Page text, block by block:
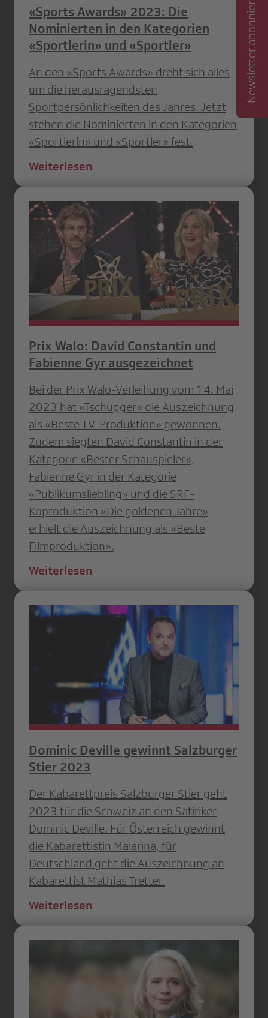
«Sports Awards» 2023: Die
Nominierten in den Kategorien
«Sportlerin» und «Sportler»
An den «Sports Awards» dreht sich alles
um die herausragendsten
Sportpersönlichkeiten des Jahres. Jetzt
stehen die Nominierten in den Kategorien
«Sportlerin» und «Sportler» fest.
Weiterlesen
Prix Walo: David Constantin und
Fabienne Gyr ausgezeichnet
Bei der Prix Walo-Verleihung vom 14. Mai
2023 hat «Tschugger» die Auszeichnung
als «Beste TV-Produktion» gewonnen.
Zudem siegten David Constantin in der
Kategorie «Bester Schauspieler»,
Fabienne Gyr in der Kategorie
«Publikumsliebling» und die SRF-
Koproduktion «Die goldenen Jahre»
erhielt die Auszeichnung als «Beste
Filmproduktion».
Weiterlesen
Dominic Deville gewinnt Salzburger
Stier 2023
Der Kabarettpreis Salzburger Stier geht
2023 für die Schweiz an den Satiriker
Dominic Deville. Für Österreich gewinnt
die Kabarettistin Malarina, für
Deutschland geht die Auszeichnung an
Kabarettist Mathias Tretter.
Weiterlesen
Newsletter abonnieren